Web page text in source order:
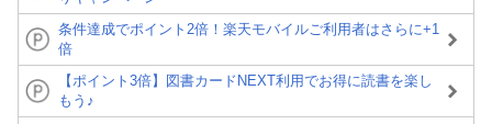
条件達成でポイント2倍！楽天モバイルご利用者はさらに+1
倍
【ポイント3倍】図書カードNEXT利用でお得に読書を楽し
もう♪